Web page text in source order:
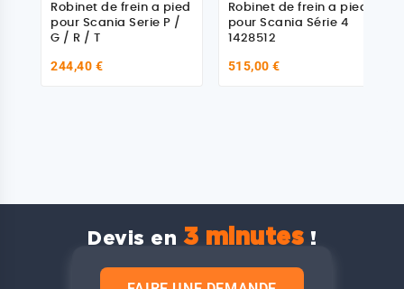
Robinet de frein a pied
pour Scania Serie P /
G / R / T
244,40 €
Robinet de frein a pied
pour Scania Série 4
1428512
515,00 €
Devis en 3 minutes !